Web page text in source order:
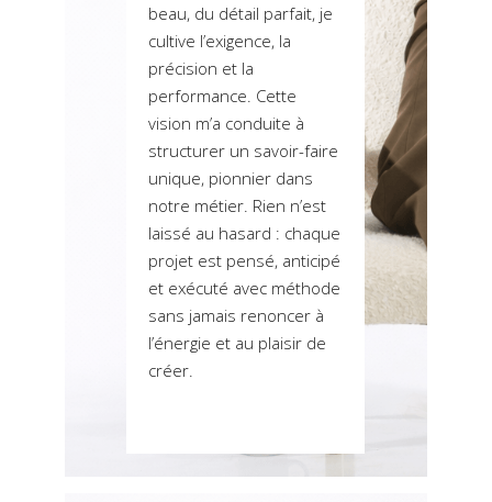
beau, du détail parfait, je
cultive l’exigence, la
précision et la
performance. Cette
vision m’a conduite à
structurer un savoir-faire
unique, pionnier dans
notre métier. Rien n’est
laissé au hasard : chaque
projet est pensé, anticipé
et exécuté avec méthode
sans jamais renoncer à
l’énergie et au plaisir de
créer.